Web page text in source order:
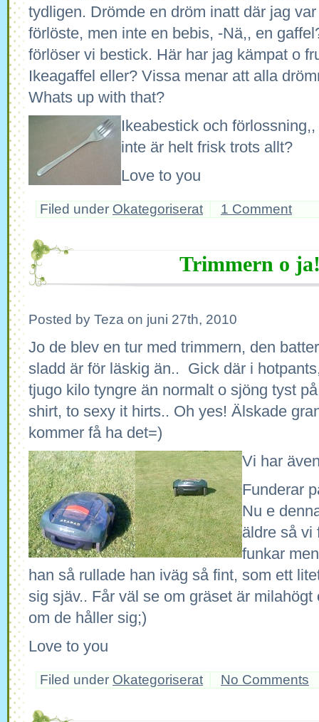
tydligen. Drömde en dröm inatt där jag
förlöste, men inte en bebis, -Nä,, en
förlöser vi bestick. Här har jag kämpat o
Ikeagaffel eller? Vissa menar att alla
Whats up with that?
Ikeabestick och
inte är helt frisk trots allt?
Love to you
Filed under Okategoriserat 1 Comment
Trimmern o
Posted by Teza on juni 27th, 2010
Jo de blev en tur med trimmern, den
sladd är för läskig än.. Gick där i
tjugo kilo tyngre än normalt o sjöng tyst
shirt, to sexy it hirts.. Oh yes! Älskade
kommer få ha det=)
Vi har
Funderar
Nu e
äldre så vi
funkar
han så rullade han iväg så fint, som ett
sig sjäv.. Får väl se om gräset är
om de håller sig;)
Love to you
Filed under Okategoriserat No Comments